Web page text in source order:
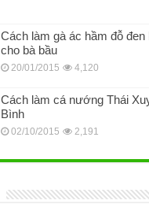
Cách làm gà ác hầm đỗ
cho bà bầu
20/01/2015 4,120
Cách làm cá nướng Thái
Bình
02/10/2015 2,191